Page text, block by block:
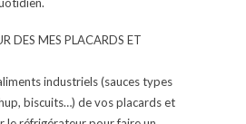
DES MES PLACARDS ET
industriels (sauces types
biscuits…) de vos placards et